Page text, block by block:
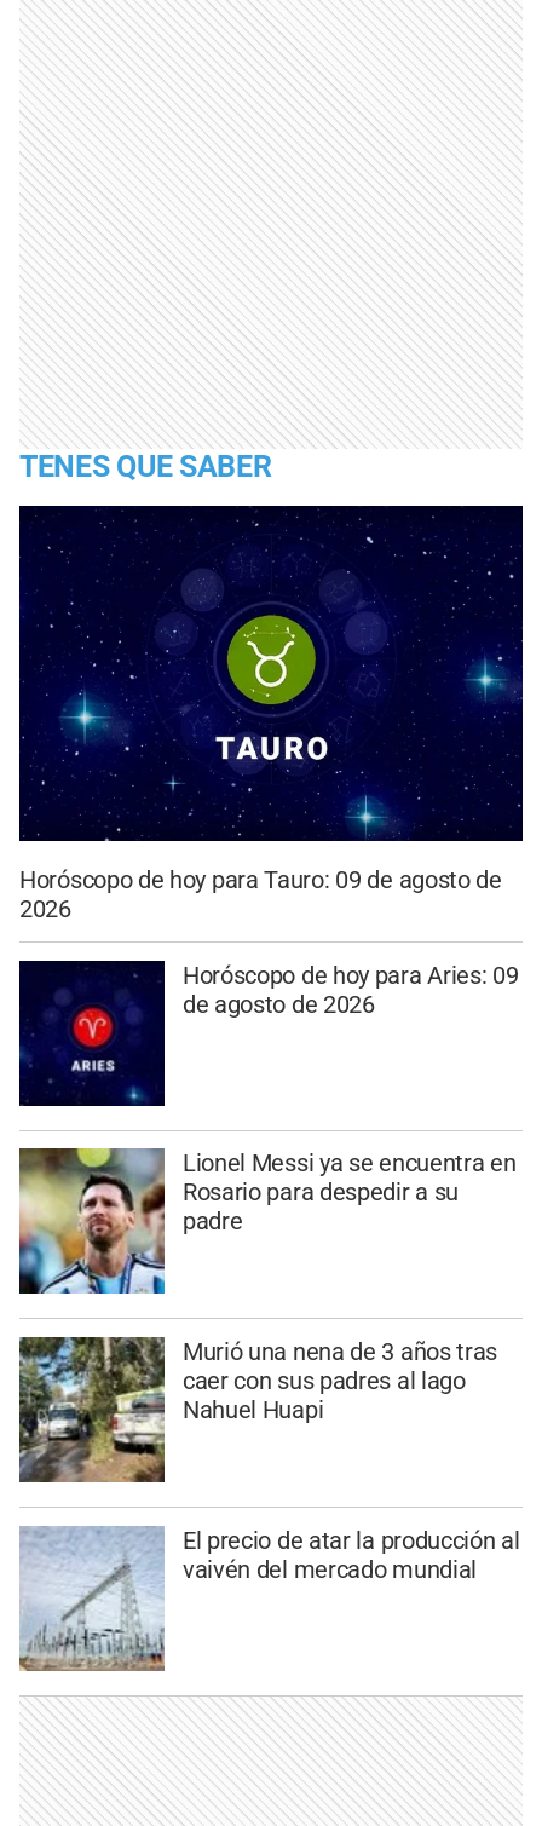
TENES QUE SABER
Horóscopo de hoy para Tauro: 09 de agosto de
2026
Horóscopo de hoy para Aries: 09
de agosto de 2026
Lionel Messi ya se encuentra en
Rosario para despedir a su
padre
Murió una nena de 3 años tras
caer con sus padres al lago
Nahuel Huapi
El precio de atar la producción al
vaivén del mercado mundial